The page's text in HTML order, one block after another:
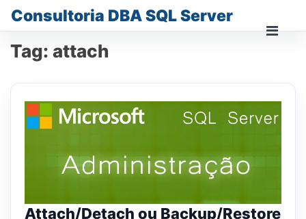
content
Consultoria DBA SQL Server
Tag: attach
Attach/Detach ou Backup/Restore